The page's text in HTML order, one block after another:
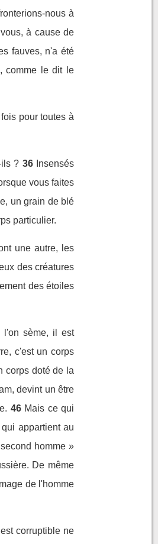
nous à
à cause de
fauves, n'a été
comme le dit le
pour toutes à
ils ? 36
Insensés
vous faites
un grain de blé
particulier.
une autre, les
des créatures
des étoiles
l'on sème, il est
c'est un corps
corps doté de la
devint un être
46 Mais ce qui
appartient au
homme »
De même
de l'homme
corruptible ne